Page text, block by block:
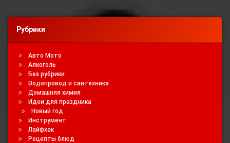
Рубрики
Авто Мото
Алкоголь
Без рубрики
Водопровод и сантехника
Домашняя химия
Идеи для праздника
Новый год
Инструмент
Лайфхак
Рецепты блюд